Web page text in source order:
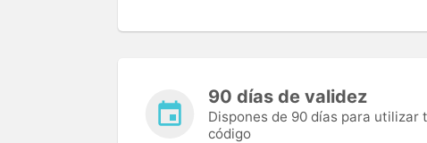
90 días de validez
Dispones de 90 días para utilizar
código